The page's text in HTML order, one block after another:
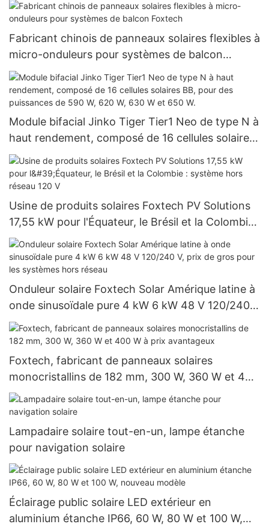
Fabricant chinois de panneaux solaires flexibles à
micro-onduleurs pour systèmes de balcon
Foxtech
Module bifacial Jinko Tiger Tier1 Neo de type N à
haut rendement, composé de 16 cellules solaires
BB, pour des puissances de 590 W, 620 W, 630 W
et 650 W.
Usine de produits solaires Foxtech PV Solutions
17,55 kW pour l'Équateur, le Brésil et la Colombie :
système hors réseau 120 V
Onduleur solaire Foxtech Solar Amérique latine à
onde sinusoïdale pure 4 kW 6 kW 48 V 120/240
V, prix de gros pour les systèmes hors réseau
Foxtech, fabricant de panneaux solaires
monocristallins de 182 mm, 300 W, 360 W et 400
W à prix avantageux
Lampadaire solaire tout-en-un, lampe étanche
pour navigation solaire
Éclairage public solaire LED extérieur en
aluminium étanche IP66, 60 W, 80 W et 100 W,